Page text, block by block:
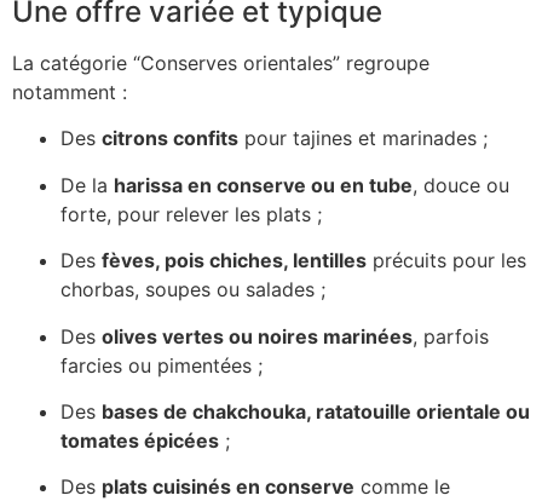
Une offre variée et typique
La catégorie “Conserves orientales” regroupe
notamment :
Des citrons confits pour tajines et marinades ;
De la harissa en conserve ou en tube, douce ou
forte, pour relever les plats ;
Des fèves, pois chiches, lentilles précuits pour les
chorbas, soupes ou salades ;
Des olives vertes ou noires marinées, parfois
farcies ou pimentées ;
Des bases de chakchouka, ratatouille orientale ou
tomates épicées ;
Des plats cuisinés en conserve comme le